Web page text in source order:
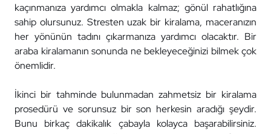
kaçınmanıza yardımcı olmakla kalmaz; gönül rahatlığına
sahip olursunuz. Stresten uzak bir kiralama, maceranızın
her yönünün tadını çıkarmanıza yardımcı olacaktır. Bir
araba kiralamanın sonunda ne bekleyeceğinizi bilmek çok
önemlidir.
İkinci bir tahminde bulunmadan zahmetsiz bir kiralama
prosedürü ve sorunsuz bir son herkesin aradığı şeydir.
Bunu birkaç dakikalık çabayla kolayca başarabilirsiniz.